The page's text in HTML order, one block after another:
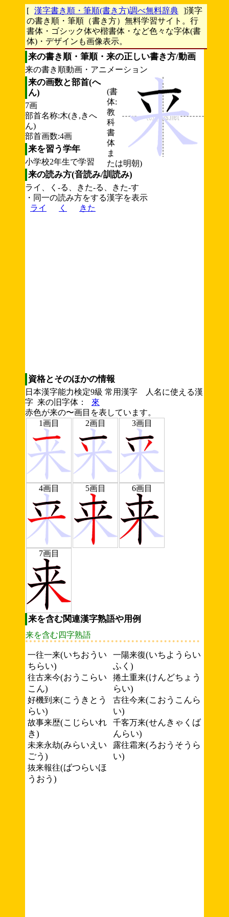
[ 漢字書き順・筆順(書き方)調べ無料辞典 ]漢字
の書き順・筆順（書き方）無料学習サイト。行
書体・ゴシック体や楷書体・など色々な字体(書
体)・デザインも画像表示。
来の書き順・筆順・来の正しい書き方/動画
来の書き順動画・アニメーション
(書
体:
教
科
書
体
ま
たは明朝)
来の画数と部首(へ
ん)
7画
部首名称:木(き,きへ
ん)
部首画数:4画
来を習う学年
小学校2年生で学習
来の読み方(音読み/訓読み)
ライ、く-る、きた-る、きた-す
・同一の読み方をする漢字を表示
ライ
く きた
資格とそのほかの情報
日本漢字能力検定9級 常用漢字 人名に使える漢
字 来の旧字体：
來
赤色が来の〜画目を表しています。
1画目
2画目 3画目
4画目 5画目 6画目
7画目
来を含む関連漢字熟語や用例
来を含む四字熟語
一往一来(いちおうい
ちらい)
往古来今(おうこらい
こん)
好機到来(こうきとう
らい)
故事来歴(こじらいれ
き)
未来永劫(みらいえい
ごう)
抜来報往(ばつらいほ
うおう)
一陽来復(いちようらい
ふく)
捲土重来(けんどちょう
らい)
古往今来(こおうこんら
い)
千客万来(せんきゃくば
んらい)
露往霜来(ろおうそうら
い)